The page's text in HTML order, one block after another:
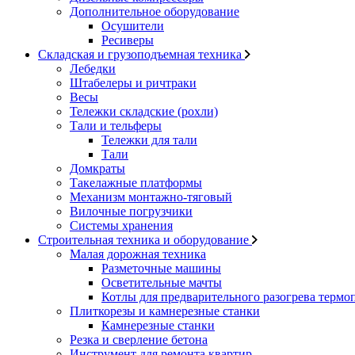
Дополнительное оборудование
Осушители
Ресиверы
Складская и грузоподъемная техника
Лебедки
Штабелеры и ричтраки
Весы
Тележки складские (рохли)
Тали и тельферы
Тележки для тали
Тали
Домкраты
Такелажные платформы
Механизм монтажно-тяговый
Вилочные погрузчики
Системы хранения
Строительная техника и оборудование
Малая дорожная техника
Разметочные машины
Осветительные мачты
Котлы для предварительного разогрева
Плиткорезы и камнерезные станки
Камнерезные станки
Резка и сверление бетона